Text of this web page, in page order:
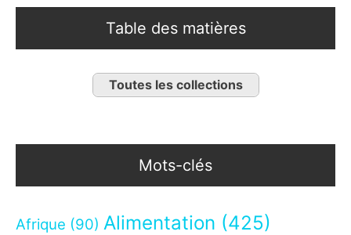
Table des matières
Toutes les collections
Mots-clés
Afrique (90) Alimentation (425)